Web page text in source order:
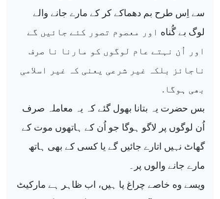
سے اِس طرح بم دھماکے کر کے مارے جانے والے
لوگ بے گُناە اور معصوم تصور کئے جائیں گے
اور اُن نہتے عام لوگوں کو مارنا نا صرف
ناجائز بلکہ غیر شرعی یعنی کہ غیر اسلامی
بھی ہوگا .
بس حضرت یہ بتانا بھول گئے کہ یہ معاملہ صرف
اُن لوگوں پر لاگو ہوگا جو اُن کے ہاتھوں موت کے
گھاٹ نہیں اتارے جائیں گے یا کسی کے بھی ہاتھ
مارے جانے والوں پر۔
ویسے وە خاصے چراغ پا ہیں، اب ظاہر ہے مارکیٹ